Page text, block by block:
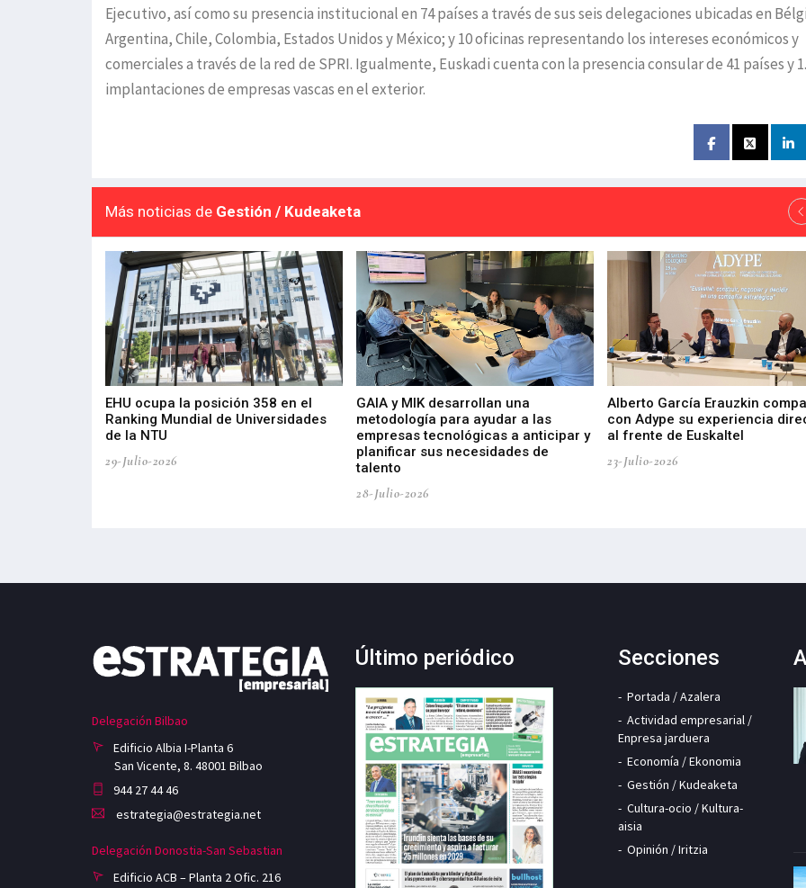
Ejecutivo, así como su presencia institucional en 74 países a través de sus seis delegaciones ubicadas en
Argentina, Chile, Colombia, Estados Unidos y México; y 10 oficinas representando los intereses económicos y
comerciales a través de la red de SPRI. Igualmente, Euskadi cuenta con la presencia consular de 41 países y
implantaciones de empresas vascas en el exterior.
Más noticias de Gestión / Kudeaketa
EHU ocupa la posición 358 en el
Ranking Mundial de Universidades
de la NTU
29-Julio-2026
GAIA y MIK desarrollan una
metodología para ayudar a las
empresas tecnológicas a anticipar y
planificar sus necesidades de
talento
28-Julio-2026
Alberto García Erauzkin
con Adype su experiencia
al frente de Euskaltel
23-Julio-2026
Delegación Bilbao
Edificio Albia I-Planta 6
San Vicente, 8. 48001 Bilbao
944 27 44 46
estrategia@estrategia.net
Delegación Donostia-San Sebastian
Edificio ACB – Planta 2 Ofic. 216
Último periódico Secciones
Portada / Azalera
Actividad empresarial /
Enpresa jarduera
Economía / Ekonomia
Gestión / Kudeaketa
Cultura-ocio / Kultura-
aisia
Opinión / Iritzia